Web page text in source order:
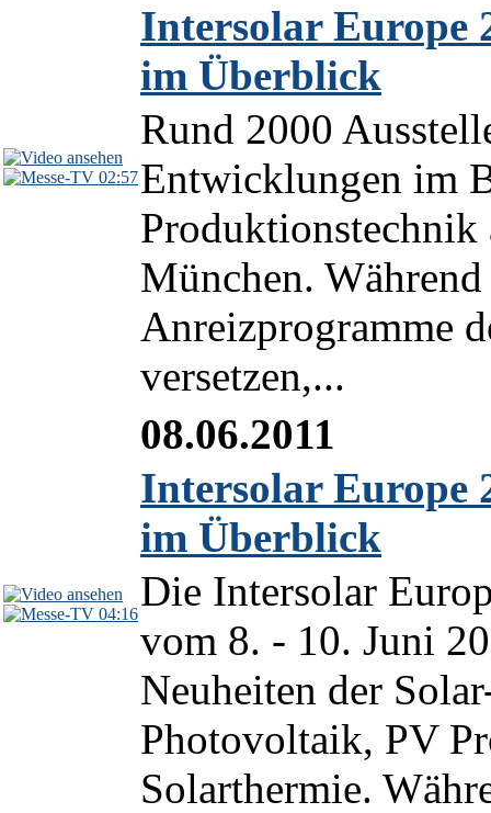
02:57
Intersolar Europe
im Überblick
Rund 2000
Entwicklungen im
München.
Anreizprogramme
versetzen,...
04:16
08.06.2011
Intersolar Europe
im Überblick
Die Intersolar
vom 8. - 10. Juni
Neuheiten der
Photovoltaik, PV
Solarthermie.